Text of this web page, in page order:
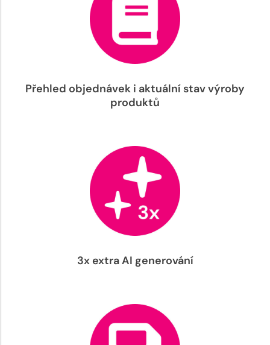
Přehled objednávek i aktuální stav výroby
produktů
3x extra AI generování